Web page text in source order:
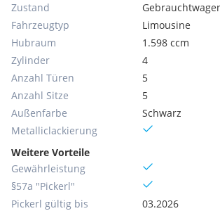
Zustand
Fahrzeugtyp
Limousine
Hubraum
1.598 ccm
Zylinder
4
Anzahl Türen
5
Anzahl Sitze
5
Außenfarbe
Schwarz
Metallic­lackierung
Weitere Vorteile
Gewährleistung
§57a "Pickerl"
Pickerl gültig bis
03.2026